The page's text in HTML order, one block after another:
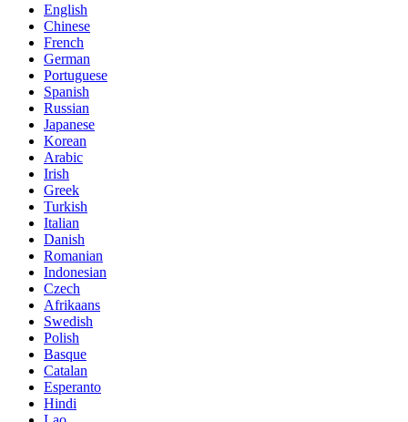
English
Chinese
French
German
Portuguese
Spanish
Russian
Japanese
Korean
Arabic
Irish
Greek
Turkish
Italian
Danish
Romanian
Indonesian
Czech
Afrikaans
Swedish
Polish
Basque
Catalan
Esperanto
Hindi